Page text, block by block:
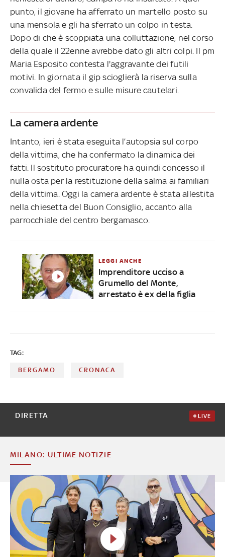
punto, il giovane ha afferrato un martello posto su
una mensola e gli ha sferrato un colpo in testa.
Dopo di che è scoppiata una colluttazione, nel corso
della quale il 22enne avrebbe dato gli altri colpi. Il pm
Maria Esposito contesta l'aggravante dei futili
motivi. In giornata il gip scioglierà la riserva sulla
convalida del fermo e sulle misure cautelari.
La camera ardente
Intanto, ieri è stata eseguita l’autopsia sul corpo
della vittima, che ha confermato la dinamica dei
fatti. Il sostituto procuratore ha quindi concesso il
nulla osta per la restituzione della salma ai familiari
della vittima. Oggi la camera ardente è stata allestita
nella chiesetta del Buon Consiglio, accanto alla
parrocchiale del centro bergamasco.
LEGGI ANCHE
Imprenditore ucciso a
Grumello del Monte,
arrestato è ex della figlia
TAG:
BERGAMO CRONACA
DIRETTA LIVE
MILANO: ULTIME NOTIZIE